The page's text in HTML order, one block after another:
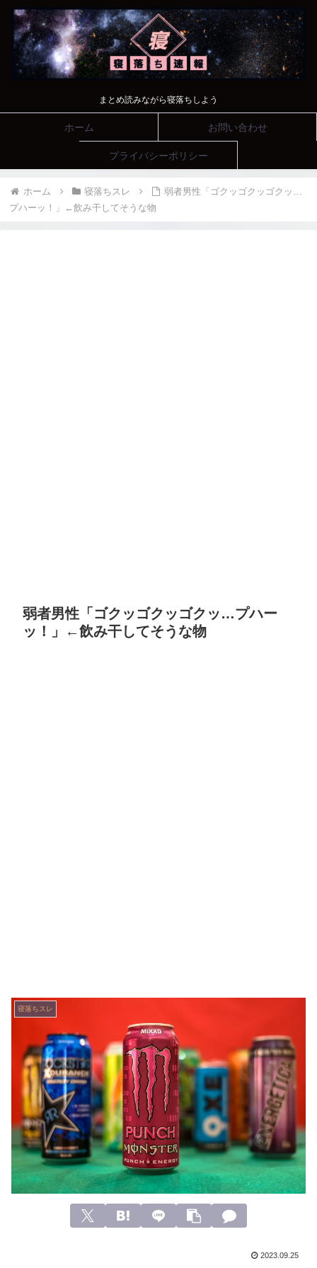
まとめ読みながら寝落ちしよう
ホーム お問い合わせ
プライバシーポリシー
ホーム 寝落ちスレ
弱者男性「ゴクッゴクッゴクッ…
プハーッ！」←飲み干してそうな物
弱者男性「ゴクッゴクッゴクッ…プハー
ッ！」←飲み干してそうな物
寝落ちスレ
2023.09.25